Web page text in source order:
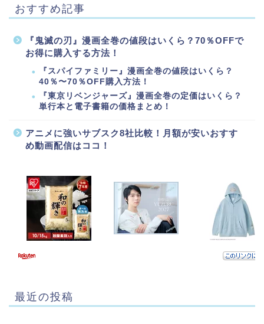
おすすめ記事
『鬼滅の刃』漫画全巻の値段はいくら？70％OFFで
お得に購入する方法！
『スパイファミリー』漫画全巻の値段はいくら？
40％〜70％OFF購入方法！
『東京リベンジャーズ』漫画全巻の定価はいくら？
単行本と電子書籍の価格まとめ！
アニメに強いサブスク8社比較！月額が安いおすす
め動画配信はココ！
最近の投稿